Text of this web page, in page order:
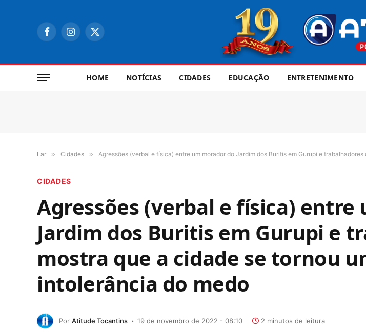
FacebookInstagram
X
HOME NOTÍCIAS CIDADES EDUCAÇÃO ENTRETENIMENTO
Lar » Cidades » Agressões (verbal e física) entre um morador do Jardim dos Buritis em Gurupi e
CIDADES
Agressões (verbal e física) entre
Jardim dos Buritis em Gurupi e
mostra que a cidade se tornou
intolerância do medo
Por Atitude Tocantins 19 de novembro de 2022 - 08:10 2 minutos de leitura